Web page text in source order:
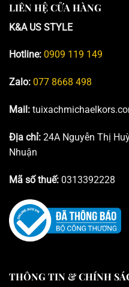
LIÊN HỆ CỬA HÀNG
K&A US STYLE
Hotline: 0909 119 149
Zalo: 077 8668 498
Mail:
Địa chỉ: 24A Nguyễn Thị
Nhuận
Mã số thuế: 0313392228
THÔNG TIN & CHÍNH